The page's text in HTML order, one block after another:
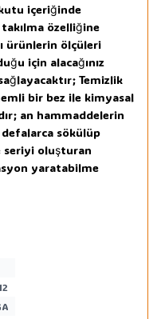
içeriğinde
özelliğine
ürünlerin ölçüleri
için alacağınız
Temizlik
bir bez ile kimyasal
an hammaddelerin
sökülüp
seriyi oluşturan
yaratabilme